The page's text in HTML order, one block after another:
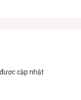
cập nhật